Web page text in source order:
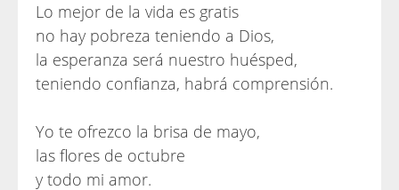
Lo mejor de la vida es gratis
no hay pobreza teniendo a Dios,
la esperanza será nuestro huésped,
teniendo confianza, habrá comprensión.
Yo te ofrezco la brisa de mayo,
las flores de octubre
y todo mi amor.